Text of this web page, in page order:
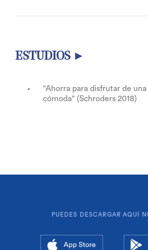
ESTUDIOS ►
"Ahorra para disfrutar de
cómoda" (Schroders 2018)
PUEDES DESCARGAR AQUÍ